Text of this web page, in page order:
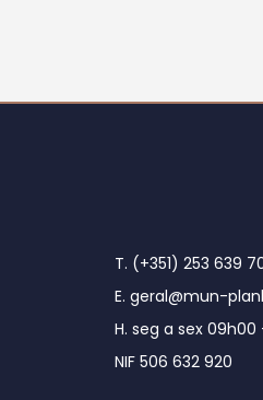
T. (+351) 253 639
E. geral@mun-
H. seg a sex
NIF 506 632 920